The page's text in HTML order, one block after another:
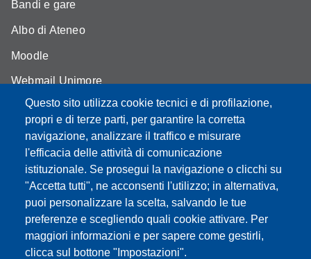
Questo sito utilizza cookie tecnici e di profilazione,
propri e di terze parti, per garantire la corretta
navigazione, analizzare il traffico e misurare
l'efficacia delle attività di comunicazione
istituzionale. Se prosegui la navigazione o clicchi su
"Accetta tutti", ne acconsenti l'utilizzo; in alternativa,
puoi personalizzare la scelta, salvando le tue
preferenze e scegliendo quali cookie attivare. Per
maggiori informazioni e per sapere come gestirli,
clicca sul bottone "Impostazioni".
Bandi e gare
Albo di Ateneo
Moodle
Webmail Unimore
Aule Unimore
Dove siamo
FAQ
Partita IVA: 00427620364
Dipartimento di Comunicazione ed Economia